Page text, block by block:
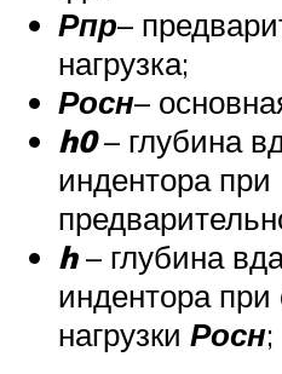
Рпр–
нагрузка;
Росн–
h0– глубина
индентора при
h– глубина
индентора при
нагрузки Росн;